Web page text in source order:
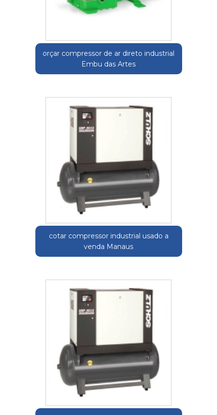
orçar compressor de ar direto industrial
Embu das Artes
cotar compressor industrial usado a
venda Manaus